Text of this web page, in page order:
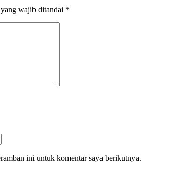
wajib ditandai *
ini untuk komentar saya berikutnya.